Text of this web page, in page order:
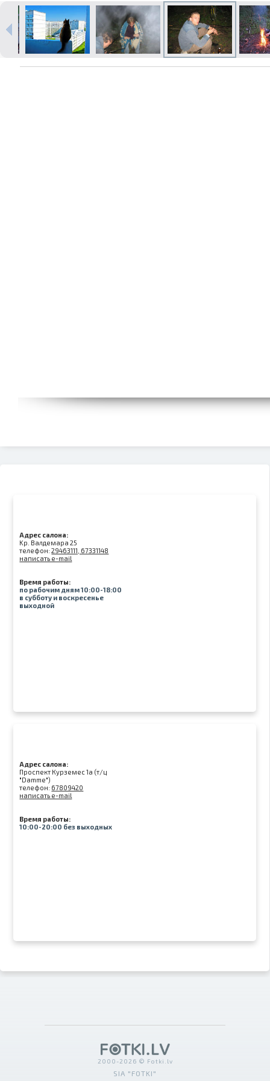
Печать в течение 1 часа в Риге –
закажите онлайн
Различные форматы и виды
Адрес салона:
Kр. Валдемара 25
телефон:29463111, 67331148
написать e-mail
Время работы:
по рабочим дням 10:00-18:00
в субботу и воскресенье
выходной
Адрес салона:
Проспект Курземес 1а (т/ц
"Damme")
телефон: 67809420
написать e-mail
Время работы:
10:00-20:00 без выходных
2000-2026 © Fotki.lv
SIA "FOTKI"